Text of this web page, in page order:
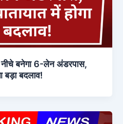
नीचे बनेगा 6-लेन अंडरपास,
बड़ा बदलाव!